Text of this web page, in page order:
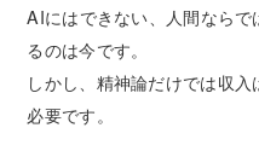
AIにはできない、人間なら
るのは今です。
しかし、精神論だけでは収
必要です。